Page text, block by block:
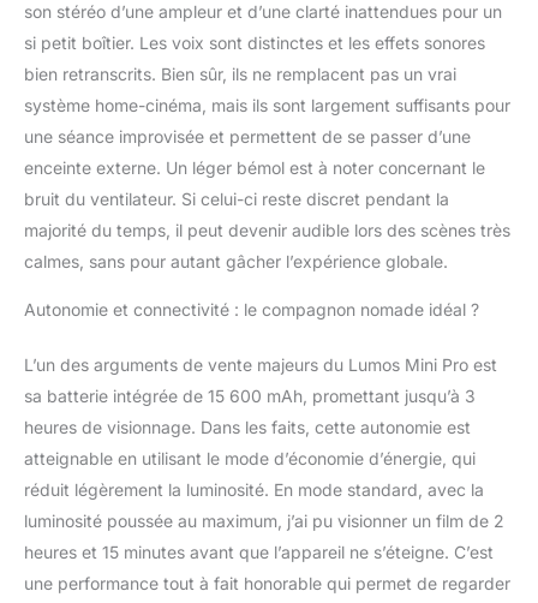
son stéréo d’une ampleur et d’une clarté inattendues pour un
si petit boîtier. Les voix sont distinctes et les effets sonores
bien retranscrits. Bien sûr, ils ne remplacent pas un vrai
système home-cinéma, mais ils sont largement suffisants pour
une séance improvisée et permettent de se passer d’une
enceinte externe. Un léger bémol est à noter concernant le
bruit du ventilateur. Si celui-ci reste discret pendant la
majorité du temps, il peut devenir audible lors des scènes très
calmes, sans pour autant gâcher l’expérience globale.
Autonomie et connectivité : le compagnon nomade idéal ?
L’un des arguments de vente majeurs du Lumos Mini Pro est
sa batterie intégrée de 15 600 mAh, promettant jusqu’à 3
heures de visionnage. Dans les faits, cette autonomie est
atteignable en utilisant le mode d’économie d’énergie, qui
réduit légèrement la luminosité. En mode standard, avec la
luminosité poussée au maximum, j’ai pu visionner un film de 2
heures et 15 minutes avant que l’appareil ne s’éteigne. C’est
une performance tout à fait honorable qui permet de regarder